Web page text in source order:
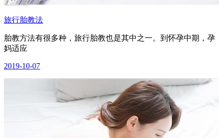
旅行胎教法
胎教方法有很多种，旅行胎教也是其中之一。到怀孕中期，孕
妈适应
2019-10-07